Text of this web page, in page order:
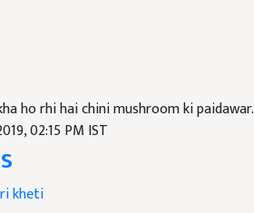
ho rhi hai chini mushroom ki paidawar.
02:15 PM IST
kheti